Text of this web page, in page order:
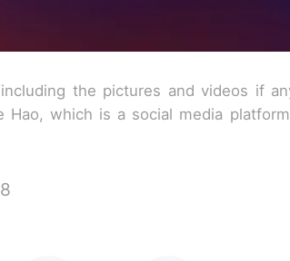
the pictures and videos if
Hao, which is a social media